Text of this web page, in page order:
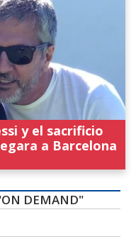
y el sacrificio
a Barcelona
DEMAND"